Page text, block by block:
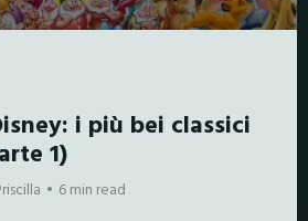
i più bei classici
1)
6 min read